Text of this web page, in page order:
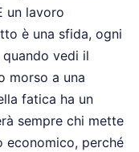
un lavoro
è una sfida, ogni
quando vedi il
morso a una
fatica ha un
sempre chi mette
economico, perché